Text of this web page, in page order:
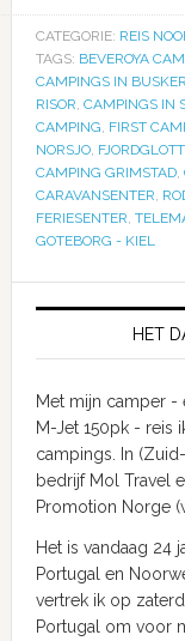
CATEGORIE: REIS
TAGS: BEVEROYA
CAMPINGS IN
RISOR, CAMPINGS IN
CAMPING, FIRST
NORSJO,
CAMPING GRIMSTAD,
CARAVANSENTER,
FERIESENTER,
GOTEBORG - KIEL
HET
Met mijn camper -
M-Jet 150pk - reis
campings. In
bedrijf Mol Travel
Promotion Norge
Het is vandaag 24
Portugal en
vertrek ik op
Portugal om voor